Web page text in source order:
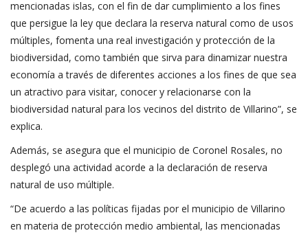
mencionadas islas, con el fin de dar cumplimiento a los fines
que persigue la ley que declara la reserva natural como de usos
múltiples, fomenta una real investigación y protección de la
biodiversidad, como también que sirva para dinamizar nuestra
economía a través de diferentes acciones a los fines de que sea
un atractivo para visitar, conocer y relacionarse con la
biodiversidad natural para los vecinos del distrito de Villarino”, se
explica.
Además, se asegura que el municipio de Coronel Rosales, no
desplegó una actividad acorde a la declaración de reserva
natural de uso múltiple.
“De acuerdo a las políticas fijadas por el municipio de Villarino
en materia de protección medio ambiental, las mencionadas